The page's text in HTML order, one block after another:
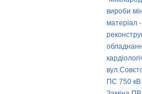
вироби
матеріал
ПС 750